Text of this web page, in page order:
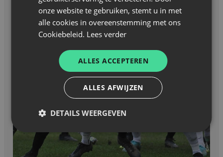
onze website te gebruiken, stemt u in met
alle cookies in overeenstemming met ons
Cookiebeleid. Lees verder
ALLES ACCEPTEREN
ALLES AFWIJZEN
DETAILS WEERGEVEN